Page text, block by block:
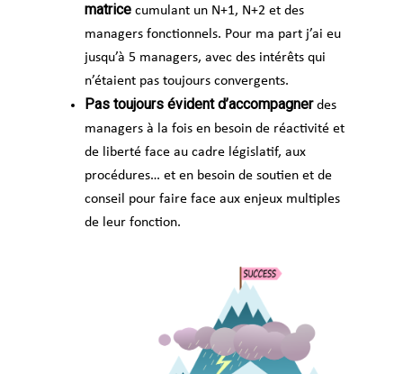
matrice cumulant un N+1, N+2 et des
managers fonctionnels. Pour ma part j’ai eu
jusqu’à 5 managers, avec des intérêts qui
n’étaient pas toujours convergents.
Pas toujours évident d’accompagnerdes
managers à la fois en besoin de réactivité et
de liberté face au cadre législatif, aux
procédures… et en besoin de soutien et de
conseil pour faire face aux enjeux multiples
de leur fonction.